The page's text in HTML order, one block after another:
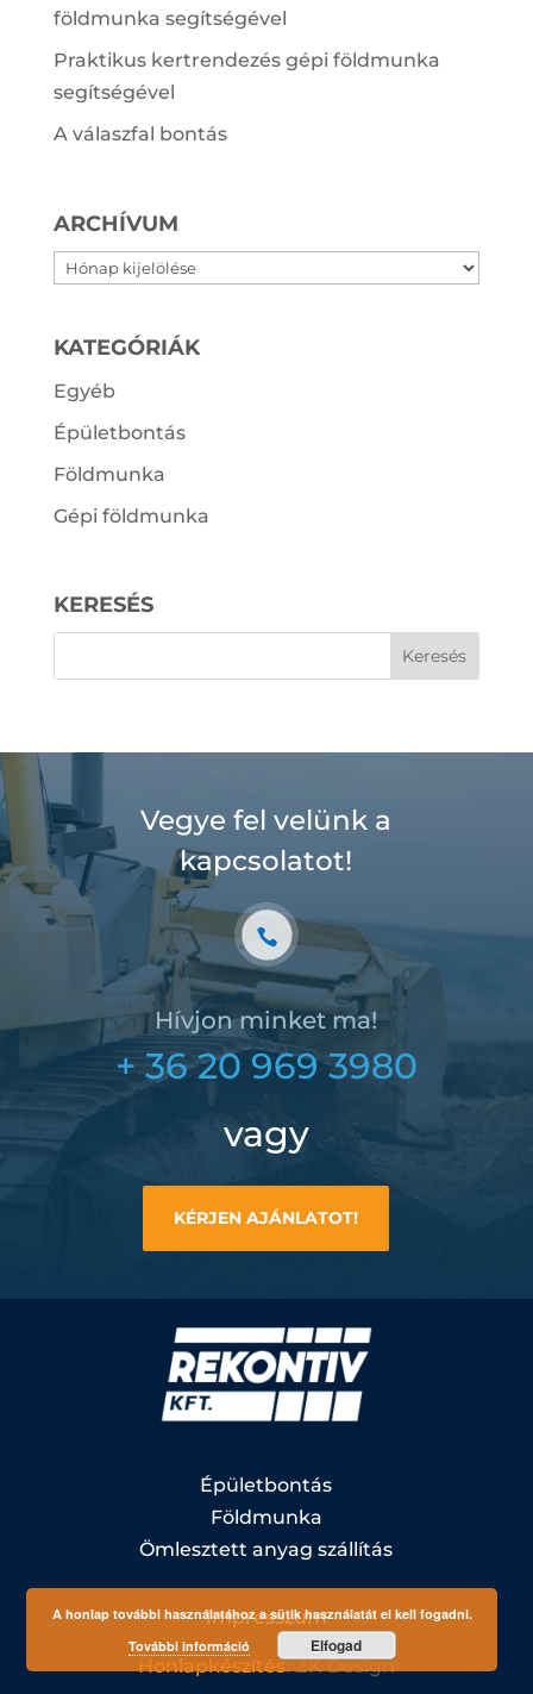
földmunka segítségével
Praktikus kertrendezés gépi földmunka
segítségével
A válaszfal bontás
ARCHÍVUM
Archívum
KATEGÓRIÁK
Egyéb
Épületbontás
Földmunka
Gépi földmunka
KERESÉS
Vegye fel velünk a
kapcsolatot!
Hívjon minket ma!
+ 36 20 969 3980
vagy
KÉRJEN AJÁNLATOT!
Épületbontás
Földmunka
Ömlesztett anyag szállítás
Impresszum
Honlapkészítés: ZK Design
A honlap további használatához a sütik használatát el kell fogadni.
További információ
Elfogad